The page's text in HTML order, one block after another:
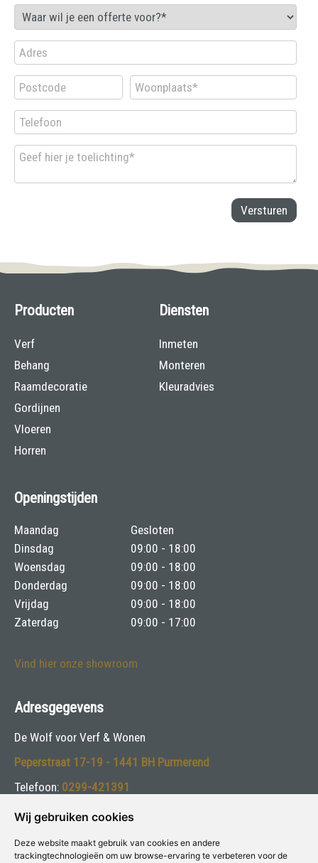
Wij gebruiken cookies
Deze website maakt gebruik van cookies en andere
trackingtechnologieën om uw browse-ervaring te verbeteren voor de
Producten
Verf
Behang
Raamdecoratie
Gordijnen
Vloeren
Horren
Diensten
Inmeten
Monteren
Kleuradvies
Openingstijden
Maandag
Gesloten
Dinsdag
09:00 - 18:00
Woensdag
09:00 - 18:00
Donderdag
09:00 - 18:00
Vrijdag
09:00 - 18:00
Zaterdag
09:00 - 17:00
Vind hier onze showroom
Adresgegevens
De Wolf voor Verf & Wonen
Peperstraat 17-19 - 1441 BH Purmerend
Telefoon: 0299-421391
E-mail:info@dewolfverf.nl
Volg ons: